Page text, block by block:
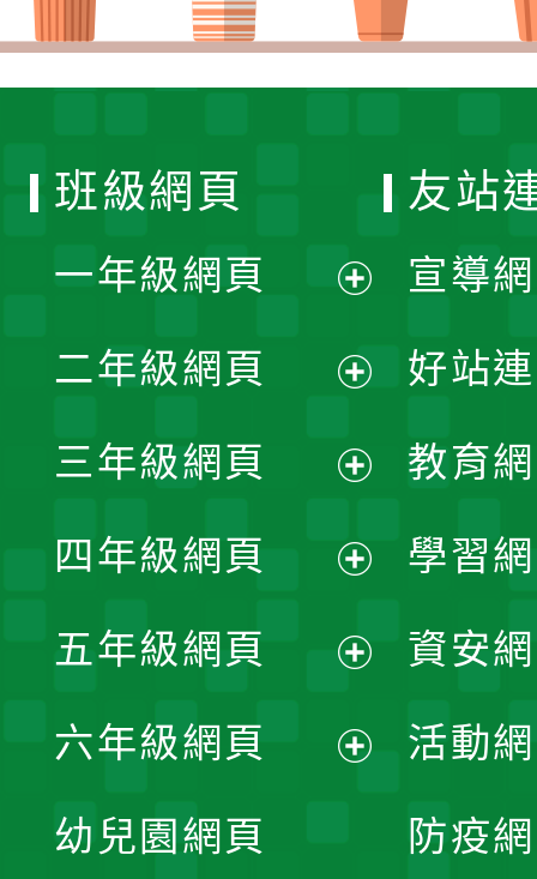
班級網頁
一年級網頁
開
選
單
二年級網頁
開
選
單
三年級網頁
開
選
單
四年級網頁
開
選
五年級網頁
開
六年級網頁
幼兒園網頁
友站
宣導
好站
教育
學習
資安
活動
防疫